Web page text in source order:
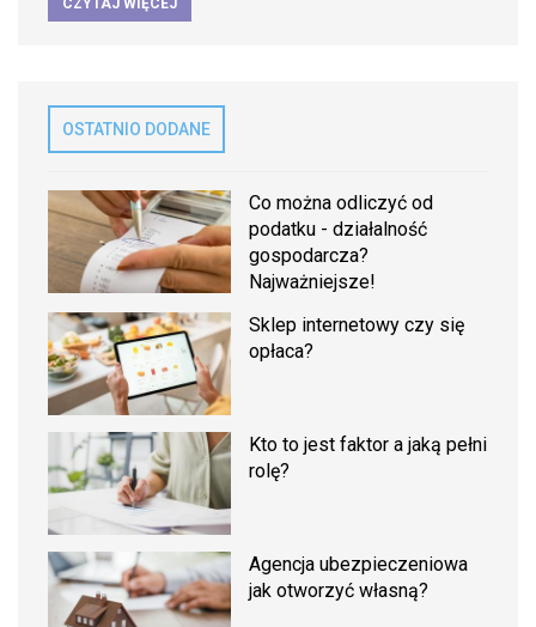
OSTATNIO DODANE
Co można odliczyć od
podatku - działalność
gospodarcza?
Najważniejsze!
Sklep internetowy czy się
opłaca?
Kto to jest faktor a jaką pełni
rolę?
Agencja ubezpieczeniowa
jak otworzyć własną?